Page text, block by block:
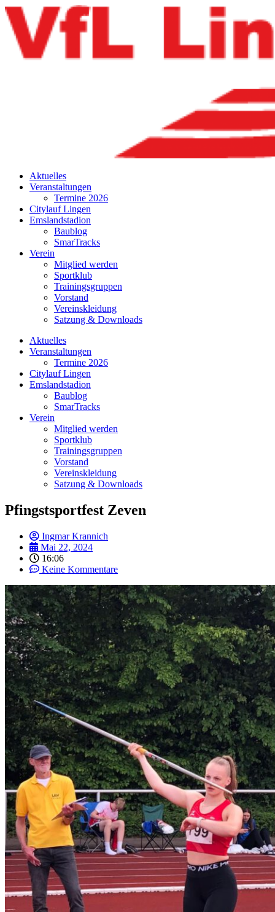
Aktuelles
Veranstaltungen
Termine 2026
Citylauf Lingen
Emslandstadion
Baublog
SmarTracks
Verein
Mitglied werden
Sportklub
Trainingsgruppen
Vorstand
Vereinskleidung
Satzung & Downloads
Aktuelles
Veranstaltungen
Termine 2026
Citylauf Lingen
Emslandstadion
Baublog
SmarTracks
Verein
Mitglied werden
Sportklub
Trainingsgruppen
Vorstand
Vereinskleidung
Satzung & Downloads
Pfingstsportfest Zeven
Ingmar Krannich
Mai 22, 2024
16:06
Keine Kommentare